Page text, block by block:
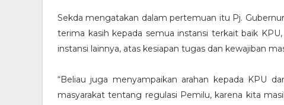
Sekda mengatakan dalam pertemuan itu Pj.
terima kasih kepada semua instansi terkait baik
instansi lainnya, atas kesiapan tugas dan kewajiban
“Beliau juga menyampaikan arahan kepada KPU
masyarakat tentang regulasi Pemilu, karena kita